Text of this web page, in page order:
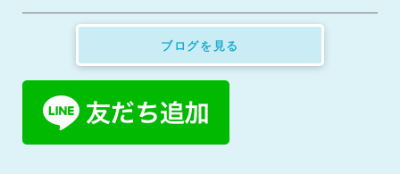
ブログを見る